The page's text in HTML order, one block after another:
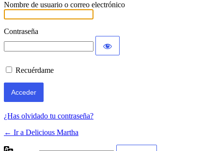
Nombre de usuario o correo electrónico
Contraseña
Recuérdame
¿Has olvidado tu contraseña?
← Ir a Delicious Martha